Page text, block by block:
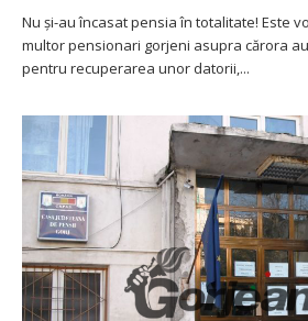
Nu şi-au încasat pensia în totalitate! Este
multor pensionari gorjeni asupra cărora
pentru recuperarea unor datorii,...